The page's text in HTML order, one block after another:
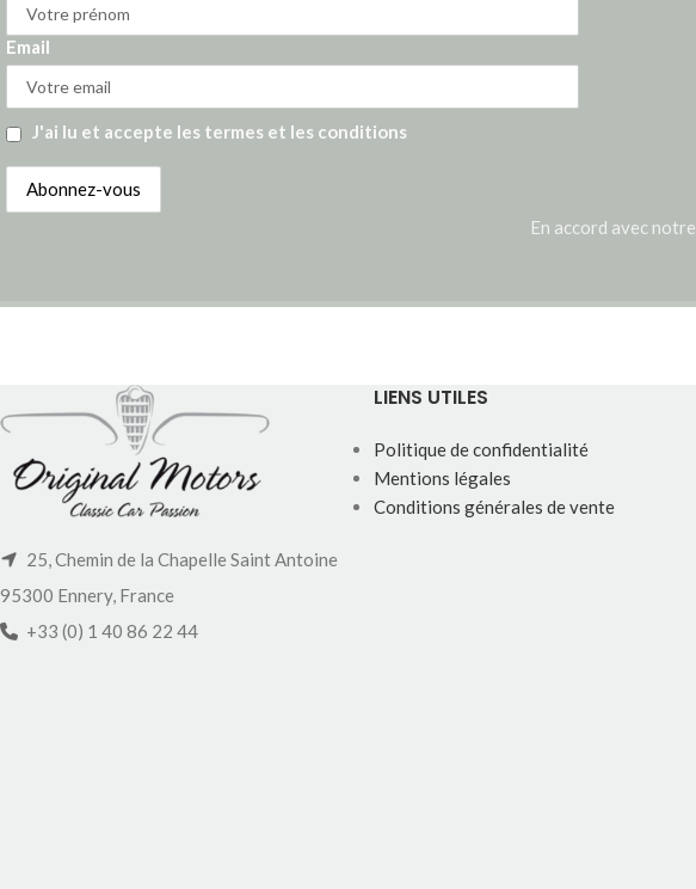
Email
J'ai lu et accepte les termes et les conditions
En accord avec notre
25, Chemin de la Chapelle Saint Antoine
95300 Ennery, France
+33 (0) 1 40 86 22 44
LIENS UTILES
Politique de confidentialité
Mentions légales
Conditions générales de vente